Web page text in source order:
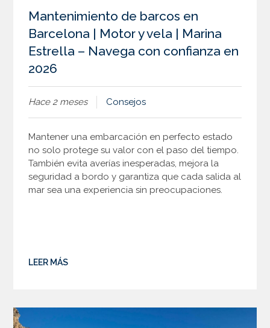
Mantenimiento de barcos en
Barcelona | Motor y vela | Marina
Estrella – Navega con confianza en
2026
Hace 2 meses Consejos
Mantener una embarcación en perfecto estado
no solo protege su valor con el paso del tiempo.
También evita averías inesperadas, mejora la
seguridad a bordo y garantiza que cada salida al
mar sea una experiencia sin preocupaciones.
LEER MÁS